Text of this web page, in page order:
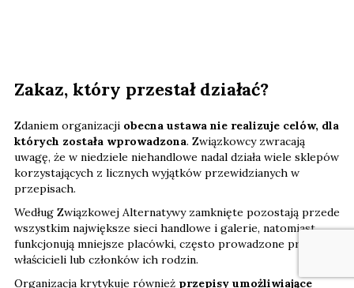
Zakaz, który przestał działać?
Zdaniem organizacji obecna ustawa nie realizuje celów, dla
których została wprowadzona. Związkowcy zwracają
uwagę, że w niedziele niehandlowe nadal działa wiele sklepów
korzystających z licznych wyjątków przewidzianych w
przepisach.
Według Związkowej Alternatywy zamknięte pozostają przede
wszystkim największe sieci handlowe i galerie, natomiast
funkcjonują mniejsze placówki, często prowadzone przez
właścicieli lub członków ich rodzin.
Organizacja krytykuje również przepisy umożliwiające